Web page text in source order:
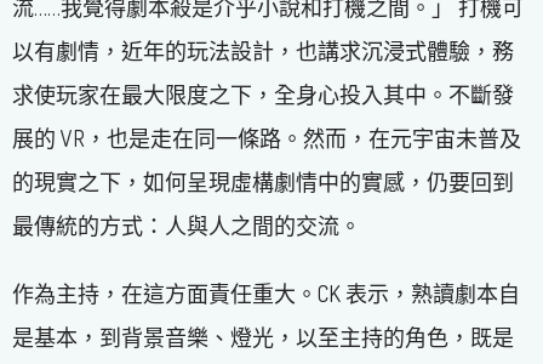
流……我覺得劇本殺是介乎小說和打機之間。」 打機可
以有劇情，近年的玩法設計，也講求沉浸式體驗，務
求使玩家在最大限度之下，全身心投入其中。不斷發
展的 VR，也是走在同一條路。然而，在元宇宙未普及
的現實之下，如何呈現虛構劇情中的實感，仍要回到
最傳統的方式：人與人之間的交流。
作為主持，在這方面責任重大。CK 表示，熟讀劇本自
是基本，到背景音樂、燈光，以至主持的角色，既是